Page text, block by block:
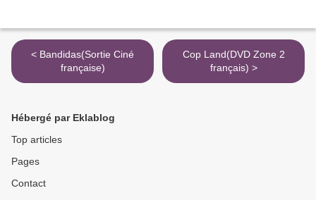
< Bandidas(Sortie Ciné
française)
Cop Land(DVD Zone 2
français) >
Hébergé par Eklablog
Top articles
Pages
Contact